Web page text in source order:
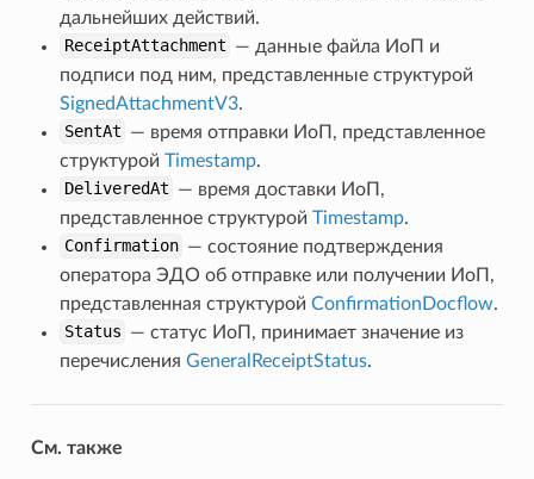
дальнейших действий.
ReceiptAttachment — данные файла ИоП и
подписи под ним, представленные структурой
SignedAttachmentV3.
SentAt — время отправки ИоП, представленное
структурой Timestamp.
DeliveredAt — время доставки ИоП,
представленное структурой Timestamp.
Confirmation — состояние подтверждения
оператора ЭДО об отправке или получении ИоП,
представленная структурой ConfirmationDocflow.
Status — статус ИоП, принимает значение из
перечисления GeneralReceiptStatus.
См. также